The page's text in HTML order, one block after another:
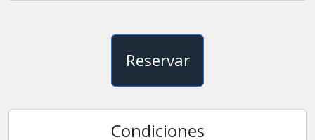
Reservar
Condiciones